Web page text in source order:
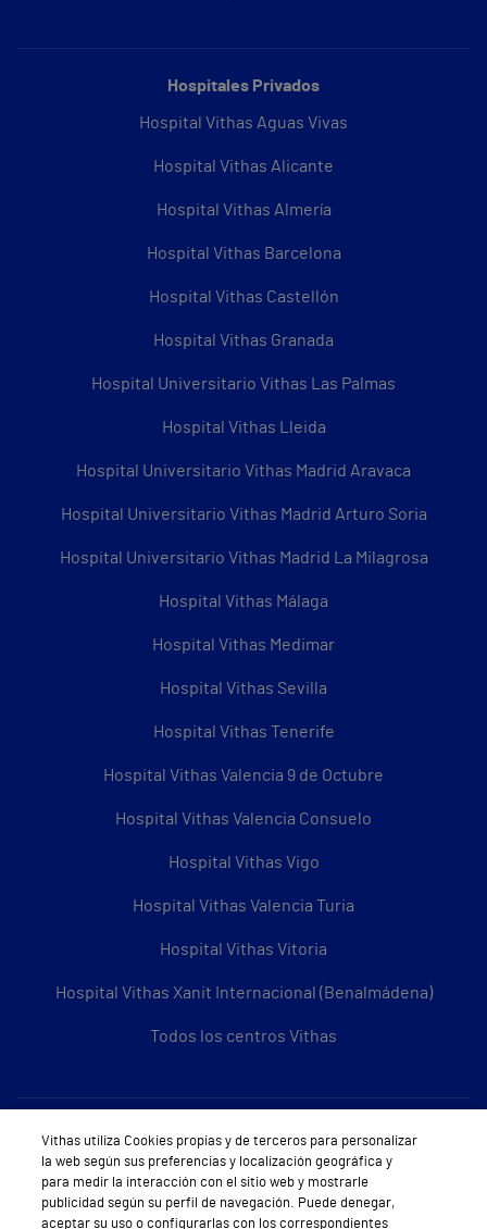
Hospitales Privados
Hospital Vithas Aguas Vivas
Hospital Vithas Alicante
Hospital Vithas Almería
Hospital Vithas Barcelona
Hospital Vithas Castellón
Hospital Vithas Granada
Hospital Universitario Vithas Las Palmas
Hospital Vithas Lleida
Hospital Universitario Vithas Madrid Aravaca
Hospital Universitario Vithas Madrid Arturo Soria
Hospital Universitario Vithas Madrid La Milagrosa
Hospital Vithas Málaga
Hospital Vithas Medimar
Hospital Vithas Sevilla
Hospital Vithas Tenerife
Hospital Vithas Valencia 9 de Octubre
Hospital Vithas Valencia Consuelo
Hospital Vithas Vigo
Hospital Vithas Valencia Turia
Hospital Vithas Vitoria
Hospital Vithas Xanit Internacional (Benalmádena)
Todos los centros Vithas
Sobre Vithas
Quiénes somos
Trabajar en Vithas
Vithas utiliza Cookies propias y de terceros para personalizar
la web según sus preferencias y localización geográfica y
para medir la interacción con el sitio web y mostrarle
publicidad según su perfil de navegación. Puede denegar,
aceptar su uso o configurarlas con los correspondientes